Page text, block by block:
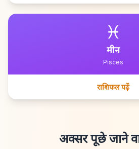
♓
मीन
Pisces
राशिफल पढ़ें
अक्सर पूछे जाने